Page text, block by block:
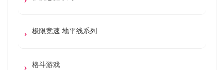
极限竞速 地平线系列
格斗游戏